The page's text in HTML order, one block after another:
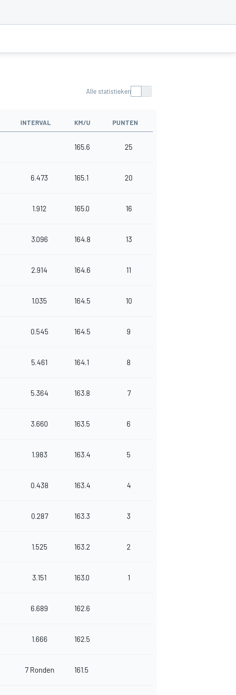
Alle statistieken
INTERVAL KM/U PUNTEN
165.6 25
6.473 165.1 20
1.912 165.0 16
3.096 164.8 13
2.914 164.6 11
1.035 164.5 10
0.545 164.5 9
5.461 164.1 8
5.364 163.8 7
3.660 163.5 6
1.983 163.4 5
0.438 163.4 4
0.287 163.3 3
1.525 163.2 2
3.151 163.0 1
6.689 162.6
1.666 162.5
7 Ronden 161.5